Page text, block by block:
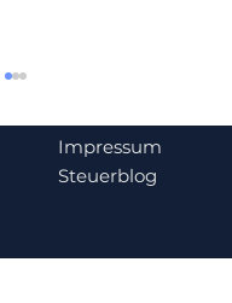
Impressum
Steuerblog